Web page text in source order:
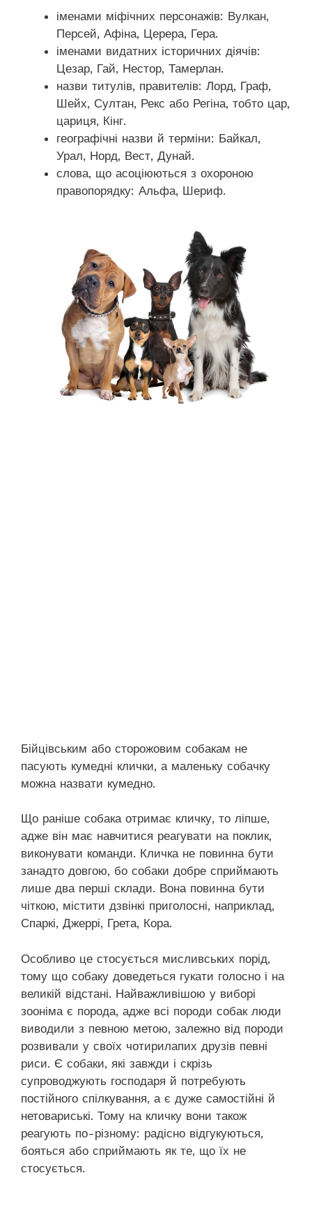
іменами міфічних персонажів: Вулкан,
Персей, Афіна, Церера, Гера.
іменами видатних історичних діячів:
Цезар, Гай, Нестор, Тамерлан.
назви титулів, правителів: Лорд, Граф,
Шейх, Султан, Рекс або Регіна, тобто цар,
цариця, Кінг.
географічні назви й терміни: Байкал,
Урал, Норд, Вест, Дунай.
слова, що асоціюються з охороною
правопорядку: Альфа, Шериф.
Бійцівським або сторожовим собакам не
пасують кумедні клички, а маленьку собачку
можна назвати кумедно.
Що раніше собака отримає кличку, то ліпше,
адже він має навчитися реагувати на поклик,
виконувати команди. Кличка не повинна бути
занадто довгою, бо собаки добре сприймають
лише два перші склади. Вона повинна бути
чіткою, містити дзвінкі приголосні, наприклад,
Спаркі, Джеррі, Грета, Кора.
Особливо це стосується мисливських порід,
тому що собаку доведеться гукати голосно і на
великій відстані. Найважливішою у виборі
зооніма є порода, адже всі породи собак люди
виводили з певною метою, залежно від породи
розвивали у своїх чотирилапих друзів певні
риси. Є собаки, які завжди і скрізь
супроводжують господаря й потребують
постійного спілкування, а є дуже самостійні й
нетовариські. Тому на кличку вони також
реагують по-різному: радісно відгукуються,
бояться або сприймають як те, що їх не
стосується.